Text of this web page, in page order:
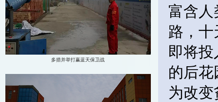
富含人
路，
即将投
的后
为改